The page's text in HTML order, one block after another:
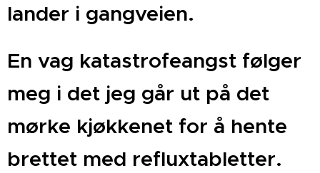
lander i gangveien.
En vag katastrofeangst følger
meg i det jeg går ut på det
mørke kjøkkenet for å hente
brettet med refluxtabletter.